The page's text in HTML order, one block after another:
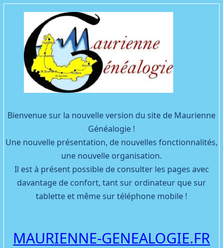
Bienvenue sur la nouvelle version du site de Maurienne
Généalogie !
Une nouvelle présentation, de nouvelles fonctionnalités,
une nouvelle organisation.
Il est à présent possible de consulter les pages avec
davantage de confort, tant sur ordinateur que sur
tablette et même sur téléphone mobile !
MAURIENNE-GENEALOGIE.FR
Facebook
YouTube